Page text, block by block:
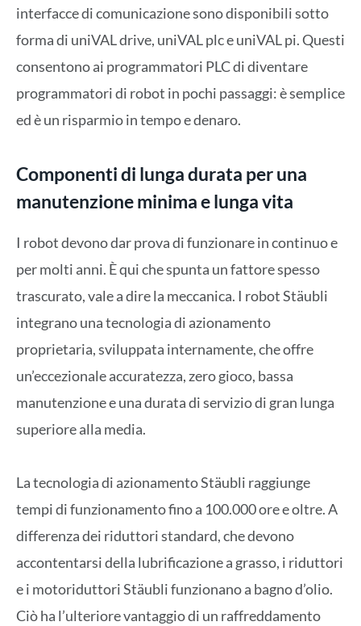
interfacce di comunicazione sono disponibili sotto
forma di uniVAL drive, uniVAL plc e uniVAL pi. Questi
consentono ai programmatori PLC di diventare
programmatori di robot in pochi passaggi: è semplice
ed è un risparmio in tempo e denaro.
Componenti di lunga durata per una
manutenzione minima e lunga vita
I robot devono dar prova di funzionare in continuo e
per molti anni. È qui che spunta un fattore spesso
trascurato, vale a dire la meccanica. I robot Stäubli
integrano una tecnologia di azionamento
proprietaria, sviluppata internamente, che offre
un’eccezionale accuratezza, zero gioco, bassa
manutenzione e una durata di servizio di gran lunga
superiore alla media.
La tecnologia di azionamento Stäubli raggiunge
tempi di funzionamento fino a 100.000 ore e oltre. A
differenza dei riduttori standard, che devono
accontentarsi della lubrificazione a grasso, i riduttori
e i motoriduttori Stäubli funzionano a bagno d’olio.
Ciò ha l’ulteriore vantaggio di un raffreddamento